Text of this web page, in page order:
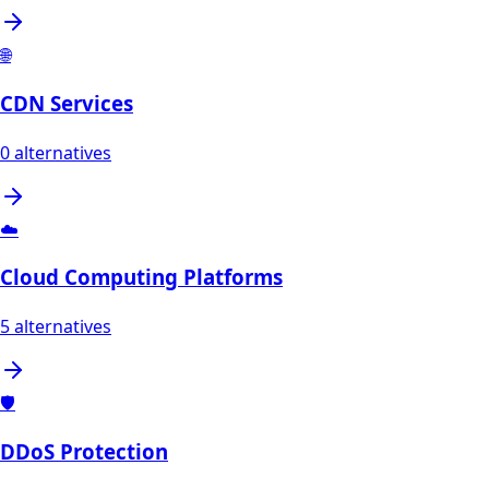
🌐
CDN Services
0alternatives
☁️
Cloud Computing Platforms
5alternatives
🛡️
DDoS Protection